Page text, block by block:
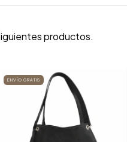
productos.
ENVÍO GRATIS